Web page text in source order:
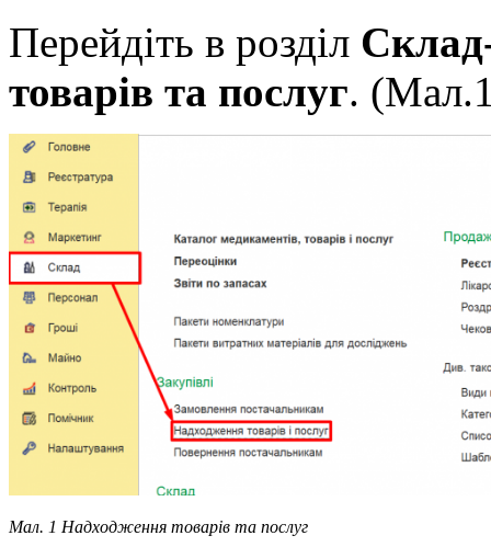
Перейдіть в розділ
товарів та послуг.
Мал. 1 Надходження товарів та послуг